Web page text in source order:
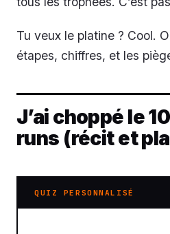
Tu veux le platine ? Cool.
étapes, chiffres, et les
J’ai choppé le
runs (récit et
QUIZ PERSONNALISÉ